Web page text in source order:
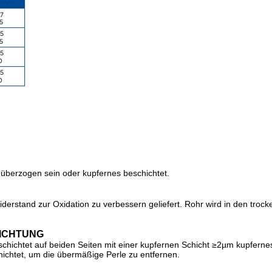
sein oder kupfernes beschichtet.
zur Oxidation zu verbessern geliefert. Rohr wird in den
auf beiden Seiten mit einer kupfernen Schicht ≥2µm
um die übermäßige Perle zu entfernen.